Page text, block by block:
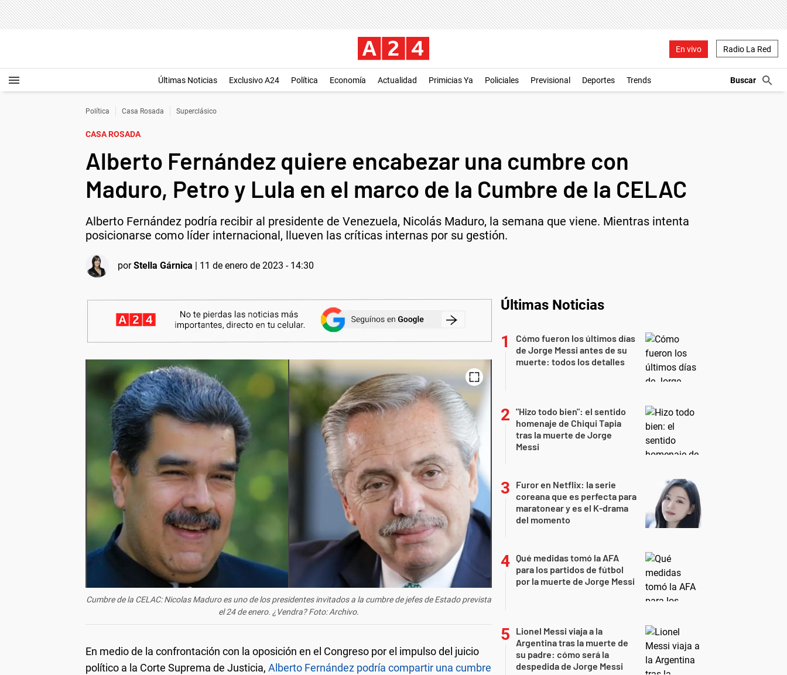
En vivo Radio La Red
Últimas Noticias Exclusivo A24 Política Economía Actualidad Primicias Ya Policiales Previsional Deportes Trends
Política Casa Rosada Superclásico
CASA ROSADA
Alberto Fernández quiere encabezar una cumbre con
Maduro, Petro y Lula en el marco de la Cumbre de la CELAC
Alberto Fernández podría recibir al presidente de Venezuela, Nicolás Maduro, la semana que viene. Mientras intenta
posicionarse como líder internacional, llueven las críticas internas por su gestión.
porStella Gárnica | 11 de enero de 2023 - 14:30
Cumbre de la CELAC: Nicolas Maduro es uno de los presidentes invitados a la cumbre de jefes de Estado prevista
el 24 de enero. ¿Vendra? Foto: Archivo.
En medio de la confrontación con la oposición en el Congreso por el impulso del juicio
político a la Corte Suprema de Justicia, Alberto Fernández podría compartir una cumbre
Últimas Noticias
Cómo fueron los últimos días
de Jorge Messi antes de su
muerte: todos los detalles
"Hizo todo bien": el sentido
homenaje de Chiqui Tapia
tras la muerte de Jorge
Messi
Furor en Netflix: la serie
coreana que es perfecta para
maratonear y es el K-drama
del momento
Qué medidas tomó la AFA
para los partidos de fútbol
por la muerte de Jorge Messi
Lionel Messi viaja a la
Argentina tras la muerte de
su padre: cómo será la
despedida de Jorge Messi